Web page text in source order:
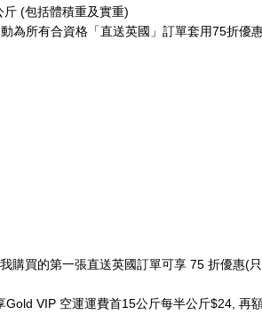
(包括體積重及實重)
為所有合資格「直送英國」訂單套用75折優
購買的第一張直送英國訂單可享 75 折優惠(
VIP 空運運費首15公斤每半公斤$24, 再